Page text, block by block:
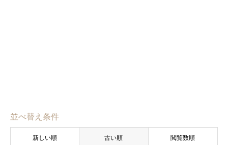
並べ替え条件
新しい順 古い順 閲覧数順